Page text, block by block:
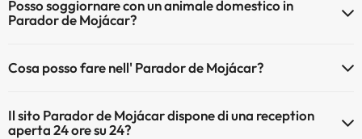
Posso soggiornare con un animale domestico in
Parador de Mojácar?
Cosa posso fare nell' Parador de Mojácar?
essere a pagamento):
Il sito Parador de Mojácar dispone di una reception
aperta 24 ore su 24?